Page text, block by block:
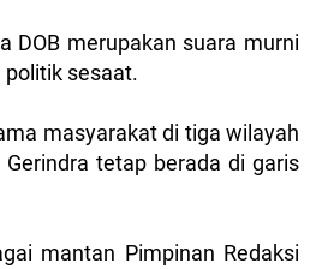
DOB merupakan suara murni
sesaat.
masyarakat di tiga wilayah
tetap berada di garis
mantan Pimpinan Redaksi